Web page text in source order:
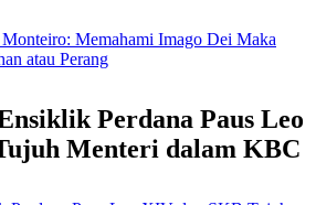
Perdana Paus Leo
Menteri dalam KBC